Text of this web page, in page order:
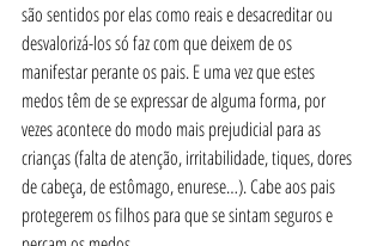
são sentidos por elas como reais e desacreditar ou
desvalorizá-los só faz com que deixem de os
manifestar perante os pais. E uma vez que estes
medos têm de se expressar de alguma forma, por
vezes acontece do modo mais prejudicial para as
crianças (falta de atenção, irritabilidade, tiques, dores
de cabeça, de estômago, enurese…). Cabe aos pais
protegerem os filhos para que se sintam seguros e